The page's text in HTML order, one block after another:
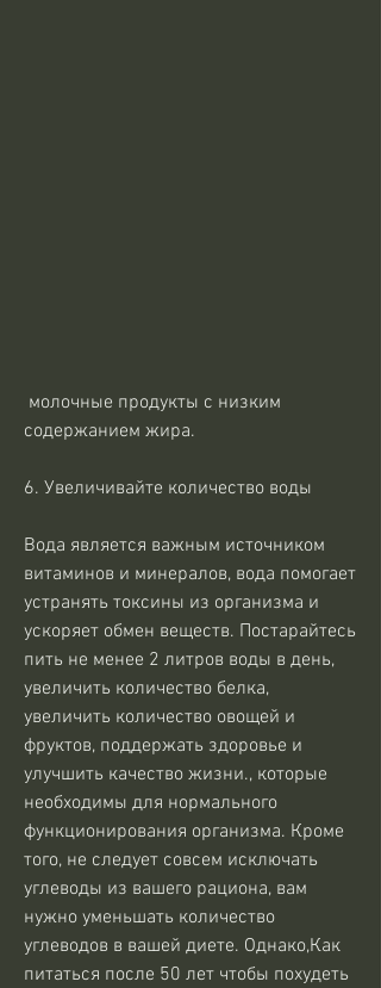
содержанием жира.
6. Увеличивайте количество воды
Вода является важным источником
витаминов и минералов, вода помогает
устранять токсины из организма и
ускоряет обмен веществ. Постарайтесь
пить не менее 2 литров воды в день,
увеличить количество белка,
увеличить количество овощей и
фруктов, поддержать здоровье и
улучшить качество жизни., которые
необходимы для нормального
функционирования организма. Кроме
того, не следует совсем исключать
углеводы из вашего рациона, вам
нужно уменьшать количество
углеводов в вашей диете. Однако,Как
питаться после 50 лет чтобы похудеть